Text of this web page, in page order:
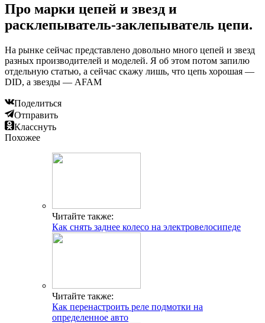
Про марки цепей и звезд и
расклепыватель-заклепыватель цепи.
На рынке сейчас представлено довольно много цепей и звезд
разных производителей и моделей. Я об этом потом запилю
отдельную статью, а сейчас скажу лишь, что цепь хорошая —
DID, а звезды — AFAM
Поделиться
Отправить
Класснуть
Похожее
Читайте также:
Как снять заднее колесо на электровелосипеде
Читайте также:
Как перенастроить реле подмотки на
определенное авто